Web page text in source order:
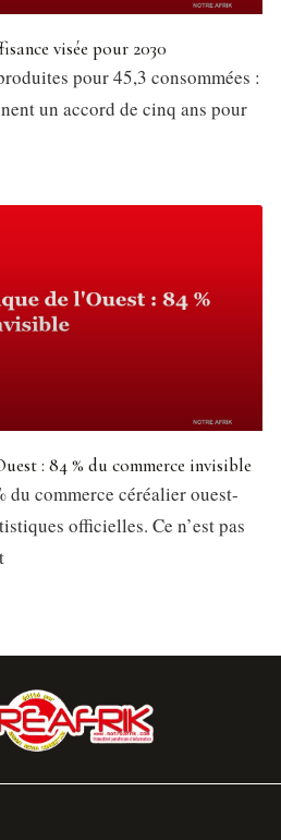
visée pour 2030
pour 45,3 consommées :
un accord de cinq ans pour
: 84 % du commerce invisible
du commerce céréalier ouest-
officielles. Ce n’est pas